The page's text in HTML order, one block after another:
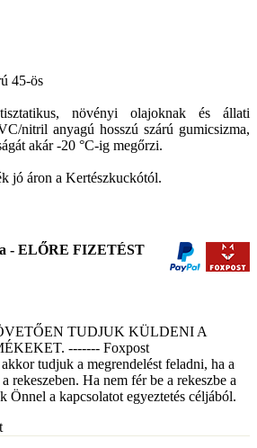
45-ös
növényi olajoknak és állati
nitril anyagú hosszú szárú gumicsizma,
akár -20 °C-ig megőrzi.
jó áron a Kertészkuckótól.
- ELŐRE FIZETÉST
TUDJUK KÜLDENI A
------- Foxpost
tudjuk a megrendelést feladni, ha a
rekeszeben. Ha nem fér be a rekeszbe a
Önnel a kapcsolatot egyeztetés céljából.